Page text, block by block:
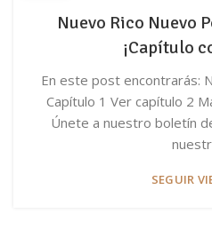
Nuevo Rico Nuevo
¡Capítulo
En este post encontrarás:
Capítulo 1 Ver capítulo 2
Únete a nuestro boletín
SEGUIR